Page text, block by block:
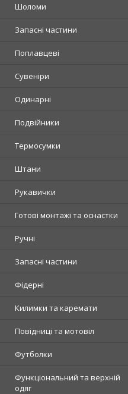
Шоломи
Запасні частини
Поплавцеві
Сувеніри
Одинарні
Подвійники
Термосумки
Штани
Рукавички
Готові монтажі та оснастки
Ручні
Запасні частини
Фідерні
Килимки та каремати
Повідниці та мотовіл
Футболки
Функціональний та верхній
одяг